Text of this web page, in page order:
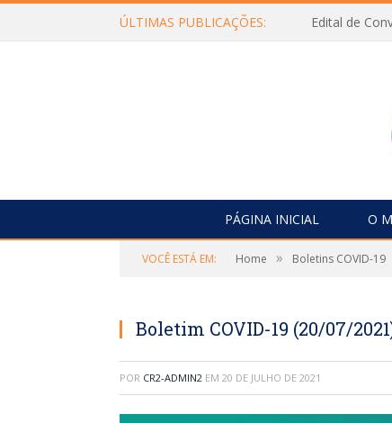
ÚLTIMAS PUBLICAÇÕES: Edital de
PÁGINA INICIAL O
VOCÊ ESTÁ EM: Home » Boletins COVID-19
Boletim COVID-19 (20/07/
POR CR2-ADMIN2 EM 20 DE JULHO DE 2021